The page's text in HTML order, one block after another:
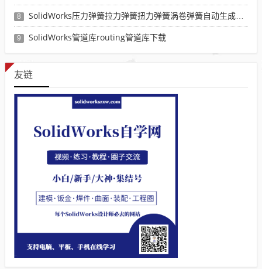
8 SolidWorks压力弹簧拉力弹簧扭力弹簧涡卷弹簧自动生成宏程序下载
9 SolidWorks管道库routing管道库下载
友链